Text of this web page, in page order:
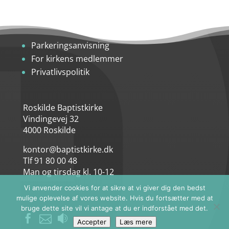
Parkeringsanvisning
For kirkens medlemmer
Privatlivspolitik
Roskilde Baptistkirke
Vindingevej 32
4000 Roskilde
kontor@baptistkirke.dk
Tlf 91 80 00 48
Man og tirsdag kl. 10-12
  
Vi anvender cookies for at sikre at vi giver dig den bedst
mulige oplevelse af vores website. Hvis du fortsætter med at
bruge dette site vil vi antage at du er indforstået med det.
Accepter
Læs mere